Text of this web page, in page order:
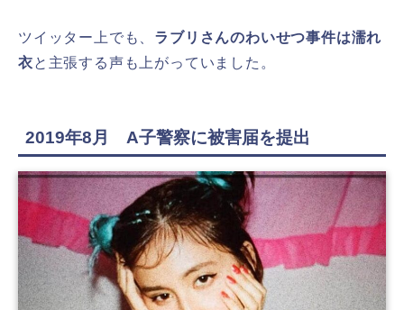
ツイッター上でも、 ラブリさんのわいせつ事件は濡れ
衣と主張する声も上がっていました。
2019年8月 A子警察に被害届を提出